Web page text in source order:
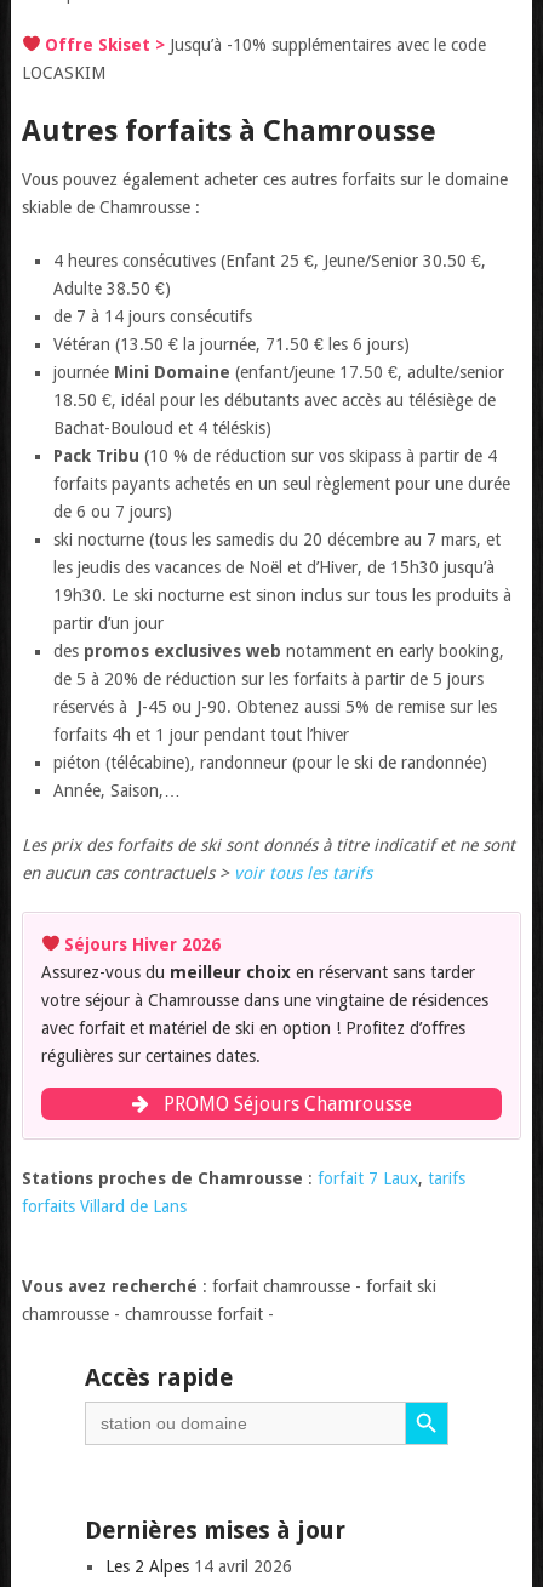
Offre Skiset > Jusqu’à -10% supplémentaires avec le code
LOCASKIM
Autres forfaits à Chamrousse
Vous pouvez également acheter ces autres forfaits sur le domaine
skiable de Chamrousse :
4 heures consécutives (Enfant 25 €, Jeune/Senior 30.50 €,
Adulte 38.50 €)
de 7 à 14 jours consécutifs
Vétéran (13.50 € la journée, 71.50 € les 6 jours)
journée Mini Domaine (enfant/jeune 17.50 €, adulte/senior
18.50 €, idéal pour les débutants avec accès au télésiège de
Bachat-Bouloud et 4 téléskis)
Pack Tribu (10 % de réduction sur vos skipass à partir de 4
forfaits payants achetés en un seul règlement pour une durée
de 6 ou 7 jours)
ski nocturne (tous les samedis du 20 décembre au 7 mars, et
les jeudis des vacances de Noël et d’Hiver, de 15h30 jusqu’à
19h30. Le ski nocturne est sinon inclus sur tous les produits à
partir d’un jour
des promos exclusives web notamment en early booking,
de 5 à 20% de réduction sur les forfaits à partir de 5 jours
réservés à J-45 ou J-90. Obtenez aussi 5% de remise sur les
forfaits 4h et 1 jour pendant tout l’hiver
piéton (télécabine), randonneur (pour le ski de randonnée)
Année, Saison,…
Les prix des forfaits de ski sont donnés à titre indicatif et ne sont
en aucun cas contractuels > voir tous les tarifs
Séjours Hiver 2026
Assurez-vous du meilleur choixen réservant sans tarder
votre séjour à Chamrousse dans une vingtaine de résidences
avec forfait et matériel de ski en option ! Profitez d’offres
régulières sur certaines dates.
PROMO Séjours Chamrousse
Stations proches de Chamrousse : forfait 7 Laux, tarifs
forfaits Villard de Lans
Vous avez recherché : forfait chamrousse - forfait ski
chamrousse - chamrousse forfait -
Accès rapide
Search
for:
Search Button
Dernières mises à jour
Les 2 Alpes 14 avril 2026